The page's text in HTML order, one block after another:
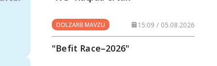
DOLZARB MAVZU 15:09 / 05.08.2026
"Befit Race–2026"